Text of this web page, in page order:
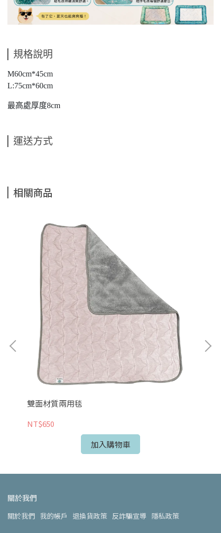
規格說明
M60cm*45cm
L:75cm*60cm
最高處厚度8cm
運送方式
相關商品
雙面材質兩用毯
NT$650
加入購物車
關於我們
關於我們 我的帳戶 退換貨政策 反詐騙宣導 隱私政策